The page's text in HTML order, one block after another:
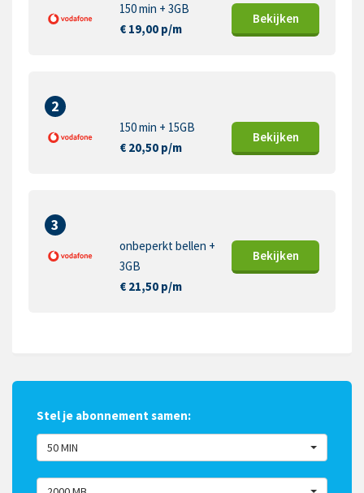
150 min + 3GB
€ 19,00 p/m
Bekijken
2
150 min + 15GB
€ 20,50 p/m
Bekijken
3
onbeperkt bellen +
3GB
€ 21,50 p/m
Bekijken
Stel je abonnement samen:
50 MIN